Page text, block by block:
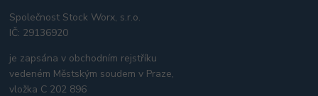
Společnost Stock Worx, s.r.o.
IČ: 29136920
je zapsána v obchodním rejstříku
vedeném Městským soudem v Praze,
vložka C 202 896